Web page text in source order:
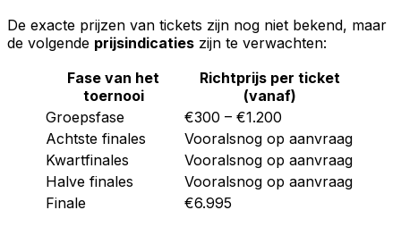
De exacte prijzen van tickets zijn nog niet bekend, maar
de volgende prijsindicaties zijn te verwachten:
Fase van het
toernooi
Richtprijs per ticket
(vanaf)
Groepsfase
€300 – €1.200
Achtste finales
Vooralsnog op aanvraag
Kwartfinales
Vooralsnog op aanvraag
Halve finales
Vooralsnog op aanvraag
Finale
€6.995